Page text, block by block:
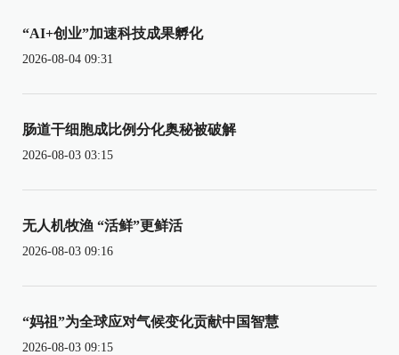
“AI+创业”加速科技成果孵化
2026-08-04 09:31
肠道干细胞成比例分化奥秘被破解
2026-08-03 03:15
无人机牧渔 “活鲜”更鲜活
2026-08-03 09:16
“妈祖”为全球应对气候变化贡献中国智慧
2026-08-03 09:15